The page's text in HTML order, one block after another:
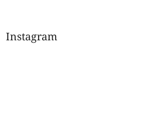
Instagram